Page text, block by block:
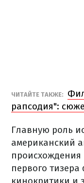
ЧИТАЙТЕ ТАКЖЕ:
рапсодия":
Главную роль
американский
первого
кинокритики и